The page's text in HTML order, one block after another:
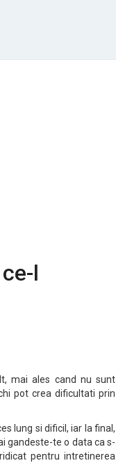
l
mai ales cand nu sunt
pot crea dificultati prin
lung si dificil, iar la final,
gandeste-te o data ca s-
pentru intretinerea